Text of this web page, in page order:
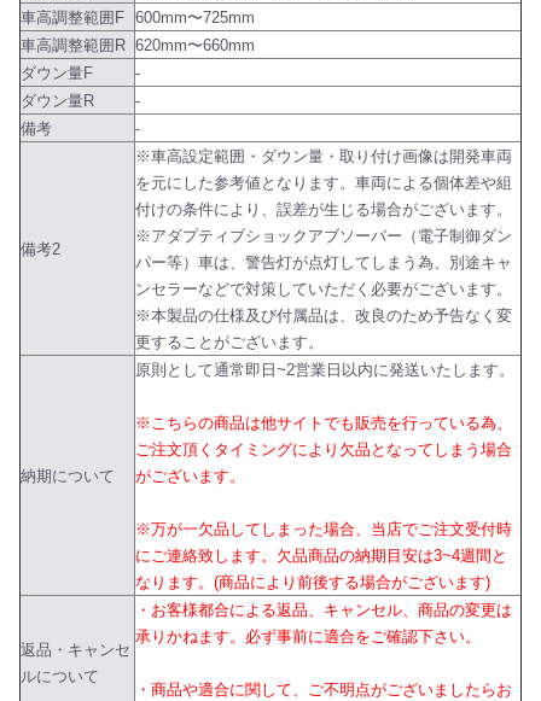
車高調整範囲F 600mm〜725mm
車高調整範囲R 620mm〜660mm
ダウン量F
-
ダウン量R
-
備考
-
備考2
※車高設定範囲・ダウン量・取り付け画像は開発車両
を元にした参考値となります。車両による個体差や組
付けの条件により、誤差が生じる場合がございます。
※アダプティブショックアブソーバー（電子制御ダン
パー等）車は、警告灯が点灯してしまう為、別途キャ
ンセラーなどで対策していただく必要がございます。
※本製品の仕様及び付属品は、改良のため予告なく変
更することがございます。
納期について
原則として通常即日~2営業日以内に発送いたします。
※こちらの商品は他サイトでも販売を行っている為、
ご注文頂くタイミングにより欠品となってしまう場合
がございます。
※万が一欠品してしまった場合、当店でご注文受付時
にご連絡致します。欠品商品の納期目安は3~4週間と
なります。(商品により前後する場合がございます)
返品・キャンセ
ルについて
・お客様都合による返品、キャンセル、商品の変更は
承りかねます。必ず事前に適合をご確認下さい。
・商品や適合に関して、ご不明点がございましたらお